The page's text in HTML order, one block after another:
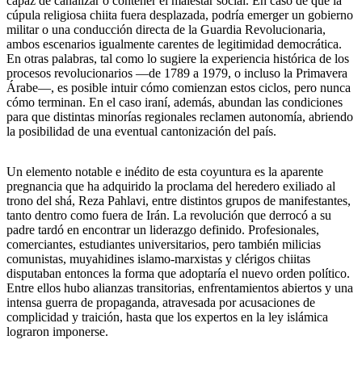
cúpula religiosa chiita fuera desplazada, podría emerger un gobierno
militar o una conducción directa de la Guardia Revolucionaria,
ambos escenarios igualmente carentes de legitimidad democrática.
En otras palabras, tal como lo sugiere la experiencia histórica de los
procesos revolucionarios —de 1789 a 1979, o incluso la Primavera
Árabe—, es posible intuir cómo comienzan estos ciclos, pero nunca
cómo terminan. En el caso iraní, además, abundan las condiciones
para que distintas minorías regionales reclamen autonomía, abriendo
la posibilidad de una eventual cantonización del país.
Un elemento notable e inédito de esta coyuntura es la aparente
pregnancia que ha adquirido la proclama del heredero exiliado al
trono del shá, Reza Pahlavi, entre distintos grupos de manifestantes,
tanto dentro como fuera de Irán. La revolución que derrocó a su
padre tardó en encontrar un liderazgo definido. Profesionales,
comerciantes, estudiantes universitarios, pero también milicias
comunistas, muyahidines islamo-marxistas y clérigos chiitas
disputaban entonces la forma que adoptaría el nuevo orden político.
Entre ellos hubo alianzas transitorias, enfrentamientos abiertos y una
intensa guerra de propaganda, atravesada por acusaciones de
complicidad y traición, hasta que los expertos en la ley islámica
lograron imponerse.